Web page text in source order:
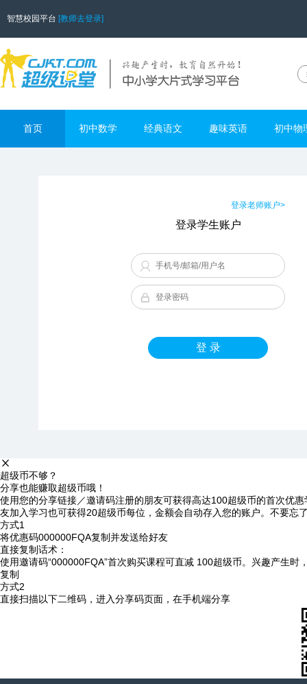
智慧校园平台 [教师去登录]
首页 初中数学 经典语文 趣味英语 初中物
登录老师账户>
登录学生账户
登 录
超级币不够？
分享也能赚取超级币哦！
使用您的分享链接／邀请码注册的朋友可获得高达100超级币的首次优
友加入学习也可获得20超级币每位，金额会自动存入您的账户。不要忘
方式1
将优惠码000000FQA复制并发送给好友
直接复制话术：
使用邀请码“000000FQA”首次购买课程可直减 100超级币。兴趣产生时
复制
方式2
直接扫描以下二维码，进入分享码页面，在手机端分享